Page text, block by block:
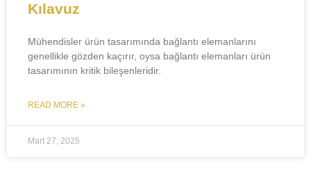
Kılavuz
Mühendisler ürün tasarımında bağlantı elemanlarını
genellikle gözden kaçırır, oysa bağlantı elemanları ürün
tasarımının kritik bileşenleridir.
READ MORE »
Mart 27, 2025